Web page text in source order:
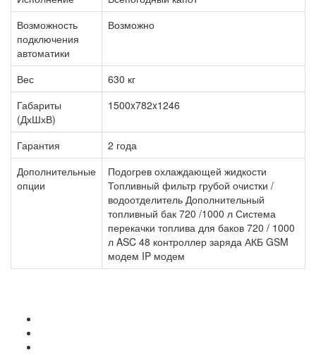
Возможность
подключения
автоматики
Возможно
Вес
630 кг
Габариты
(ДхШхВ)
1500x782x1246
Гарантия
2 года
Дополнительные
опции
Подогрев охлаждающей жидкости
Топливный фильтр грубой очистки /
водоотделитель Дополнительный
топливный бак 720 /1000 л Система
перекачки топлива для баков 720 / 1000
л ASC 48 контроллер заряда АКБ GSM
модем IP модем